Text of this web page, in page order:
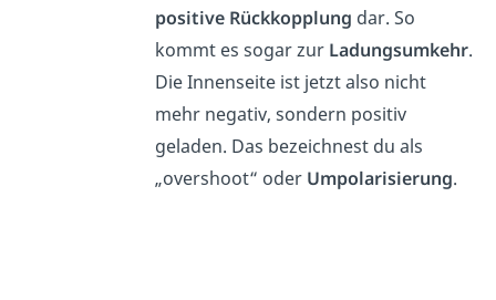
positive Rückkopplung dar. So
kommt es sogar zur Ladungsumkehr.
Die Innenseite ist jetzt also nicht
mehr negativ, sondern positiv
geladen. Das bezeichnest du als
„overshoot“ oder Umpolarisierung.